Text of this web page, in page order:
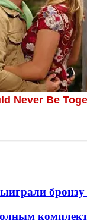
бронзу